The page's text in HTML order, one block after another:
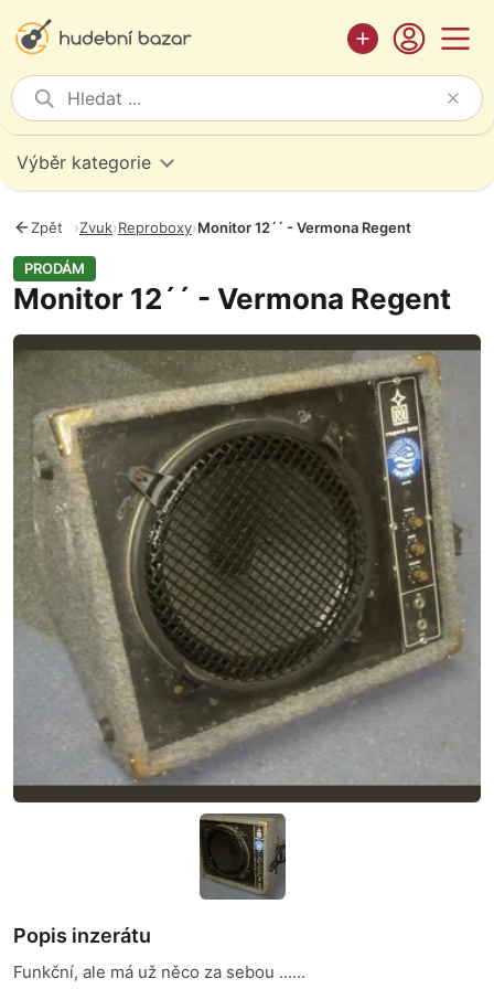
Výběr kategorie
Zpět ›Zvuk›Reproboxy›Monitor 12´´ - Vermona Regent
PRODÁM
Monitor 12´´ - Vermona Regent
Fotografie
Popis inzerátu
Funkční, ale má už něco za sebou ......